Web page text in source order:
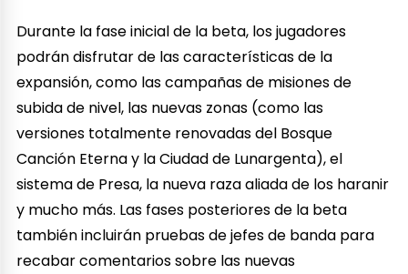
Durante la fase inicial de la beta, los jugadores
podrán disfrutar de las características de la
expansión, como las campañas de misiones de
subida de nivel, las nuevas zonas (como las
versiones totalmente renovadas del Bosque
Canción Eterna y la Ciudad de Lunargenta), el
sistema de Presa, la nueva raza aliada de los haranir
y mucho más. Las fases posteriores de la beta
también incluirán pruebas de jefes de banda para
recabar comentarios sobre las nuevas